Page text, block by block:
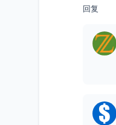
回复